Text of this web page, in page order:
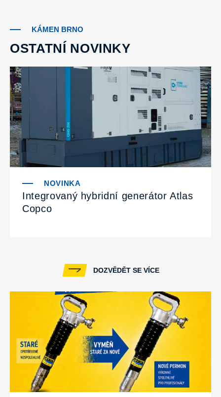
KÁMEN BRNO
OSTATNÍ NOVINKY
Integrovaný hybridní generátor Atlas
Copco
DOZVĚDĚT SE VÍCE